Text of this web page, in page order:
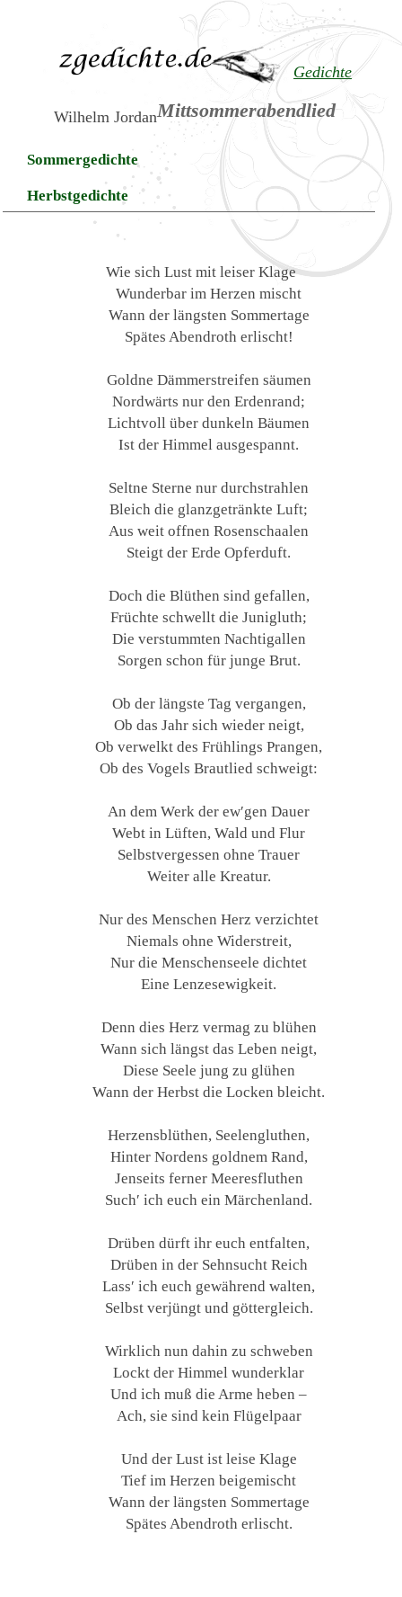
Gedichte
Mittsommerabendlied
Wilhelm Jordan
Sommergedichte
Herbstgedichte
Wie sich Lust mit leiser Klage
Wunderbar im Herzen mischt
Wann der längsten Sommertage
Spätes Abendroth erlischt!
Goldne Dämmerstreifen säumen
Nordwärts nur den Erdenrand;
Lichtvoll über dunkeln Bäumen
Ist der Himmel ausgespannt.
Seltne Sterne nur durchstrahlen
Bleich die glanzgetränkte Luft;
Aus weit offnen Rosenschaalen
Steigt der Erde Opferduft.
Doch die Blüthen sind gefallen,
Früchte schwellt die Junigluth;
Die verstummten Nachtigallen
Sorgen schon für junge Brut.
Ob der längste Tag vergangen,
Ob das Jahr sich wieder neigt,
Ob verwelkt des Frühlings Prangen,
Ob des Vogels Brautlied schweigt:
An dem Werk der ew′gen Dauer
Webt in Lüften, Wald und Flur
Selbstvergessen ohne Trauer
Weiter alle Kreatur.
Nur des Menschen Herz verzichtet
Niemals ohne Widerstreit,
Nur die Menschenseele dichtet
Eine Lenzesewigkeit.
Denn dies Herz vermag zu blühen
Wann sich längst das Leben neigt,
Diese Seele jung zu glühen
Wann der Herbst die Locken bleicht.
Herzensblüthen, Seelengluthen,
Hinter Nordens goldnem Rand,
Jenseits ferner Meeresfluthen
Such′ ich euch ein Märchenland.
Drüben dürft ihr euch entfalten,
Drüben in der Sehnsucht Reich
Lass′ ich euch gewährend walten,
Selbst verjüngt und göttergleich.
Wirklich nun dahin zu schweben
Lockt der Himmel wunderklar
Und ich muß die Arme heben –
Ach, sie sind kein Flügelpaar
Und der Lust ist leise Klage
Tief im Herzen beigemischt
Wann der längsten Sommertage
Spätes Abendroth erlischt.